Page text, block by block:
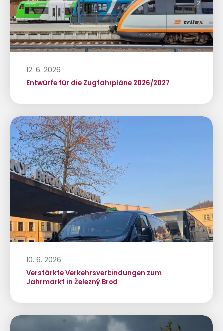
12. 6. 2026
Entwürfe für die Zugfahrpläne 2026/2027
10. 6. 2026
Verstärkte Verkehrsverbindungen zum
Jahrmarkt in Železný Brod